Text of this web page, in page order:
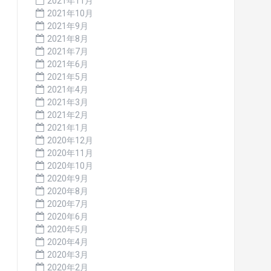
2021年10月
2021年9月
2021年8月
2021年7月
2021年6月
2021年5月
2021年4月
2021年3月
2021年2月
2021年1月
2020年12月
2020年11月
2020年10月
2020年9月
2020年8月
2020年7月
2020年6月
2020年5月
2020年4月
2020年3月
2020年2月